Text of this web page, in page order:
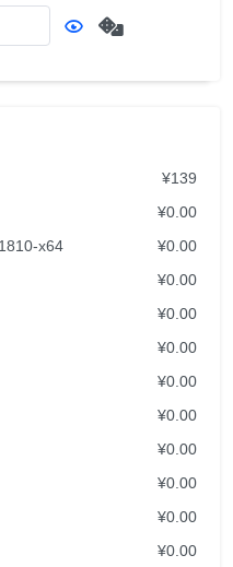
¥139
¥0.00
x64
¥0.00
¥0.00
¥0.00
¥0.00
¥0.00
¥0.00
¥0.00
¥0.00
¥0.00
¥0.00